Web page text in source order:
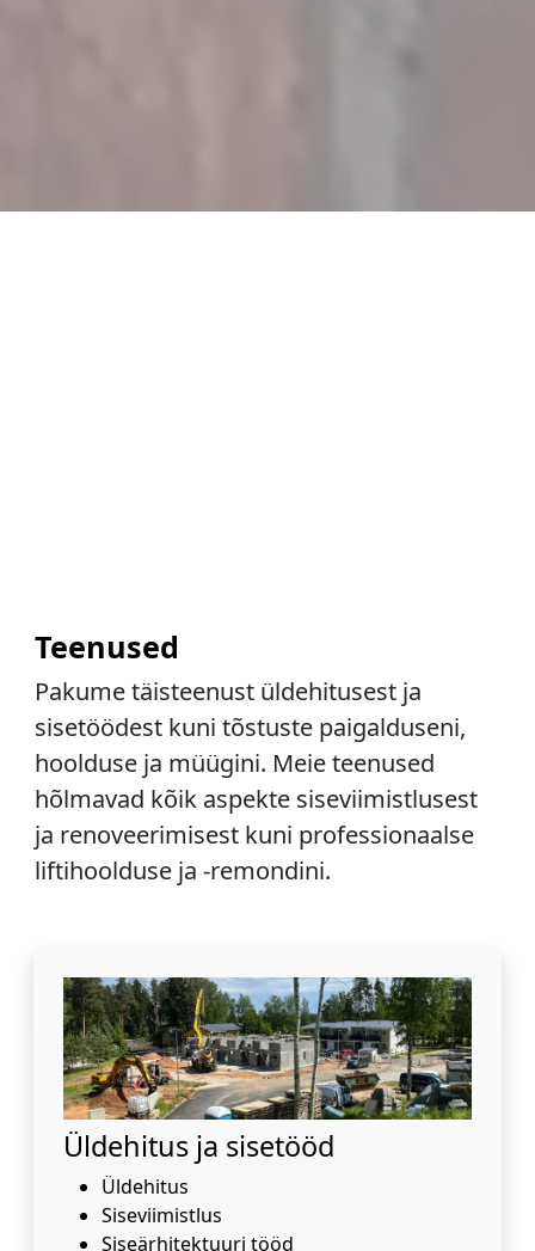
Teenused
Pakume täisteenust üldehitusest ja
sisetöödest kuni tõstuste paigalduseni,
hoolduse ja müügini. Meie teenused
hõlmavad kõik aspekte siseviimistlusest
ja renoveerimisest kuni professionaalse
liftihoolduse ja -remondini.
Üldehitus ja sisetööd
Üldehitus
Siseviimistlus
Siseärhitektuuri tööd